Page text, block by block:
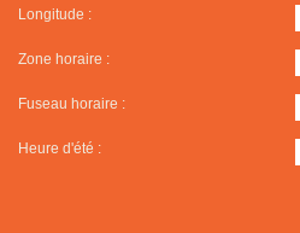
Longitude :
Zone horaire :
Fuseau horaire :
Heure d'été :